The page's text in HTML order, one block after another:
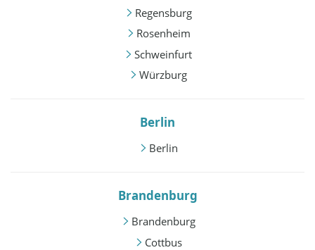
Regensburg
Rosenheim
Schweinfurt
Würzburg
Berlin
Berlin
Brandenburg
Brandenburg
Cottbus